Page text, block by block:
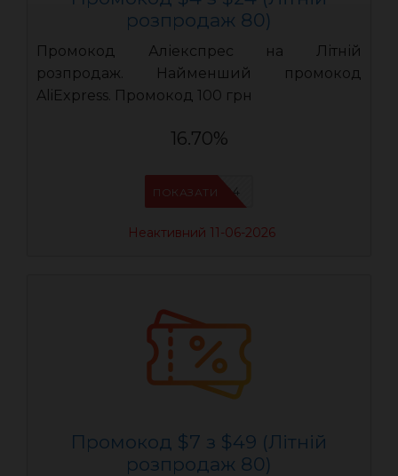
розпродаж 80)
Промокод Аліекспрес на Літній
розпродаж. Найменший промокод
AliExpress. Промокод 100 грн
16.70%
LR04
ПОКАЗАТИ
Неактивний 11-06-2026
Промокод $7 з $49 (Літній
розпродаж 80)